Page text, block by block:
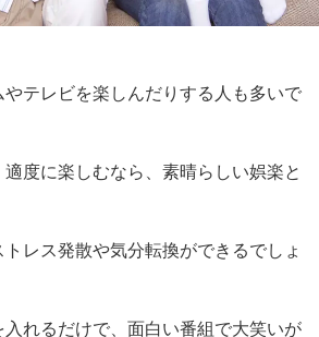
テレビを楽しんだりする人も多いで
度に楽しむなら、素晴らしい娯楽と
レス発散や気分転換ができるでしょ
れるだけで、面白い番組で大笑いが